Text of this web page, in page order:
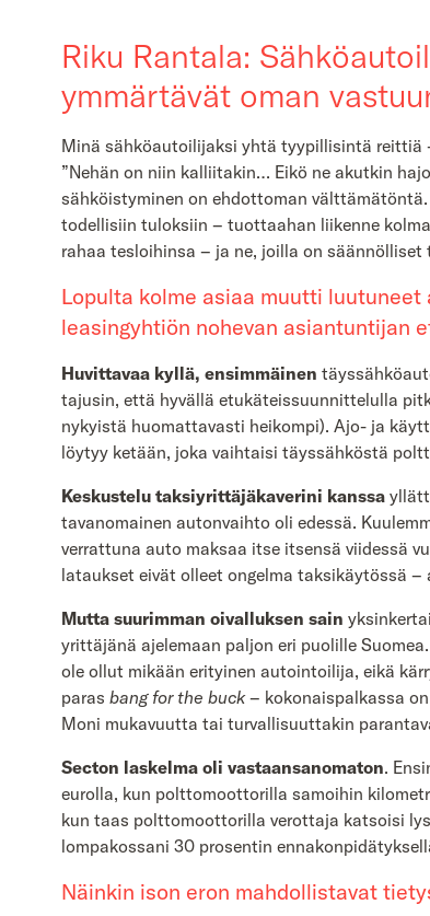
Riku Rantala:
ymmärtävät oman
Minä sähköautoilijaksi yhtä tyypillisintä reittiä
”Nehän on niin kalliitakin… Eikö ne akutkin
sähköistyminen on ehdottoman
todellisiin tuloksiin – tuottaahan liikenne
rahaa tesloihinsa – ja ne, joilla on
Lopulta kolme asiaa muutti
leasingyhtiön nohevan asiantuntijan
Huvittavaa kyllä, ensimmäinen
tajusin, että hyvällä etukäteissuunnittelulla
nykyistä huomattavasti heikompi). Ajo- ja
löytyy ketään, joka vaihtaisi täyssähköstä
Keskustelu taksiyrittäjäkaverini kanssa
tavanomainen autonvaihto oli edessä.
verrattuna auto maksaa itse itsensä viidessä
lataukset eivät olleet ongelma taksikäytössä –
Mutta suurimman oivalluksen sain
yrittäjänä ajelemaan paljon eri puolille
ole ollut mikään erityinen autointoilija, eikä
paras bang for the buck– kokonaispalkassa
Moni mukavuutta tai turvallisuuttakin
Secton laskelma oli vastaansanomaton.
eurolla, kun polttomoottorilla samoihin
kun taas polttomoottorilla verottaja katsoisi
lompakossani 30 prosentin
Näinkin ison eron mahdollistavat